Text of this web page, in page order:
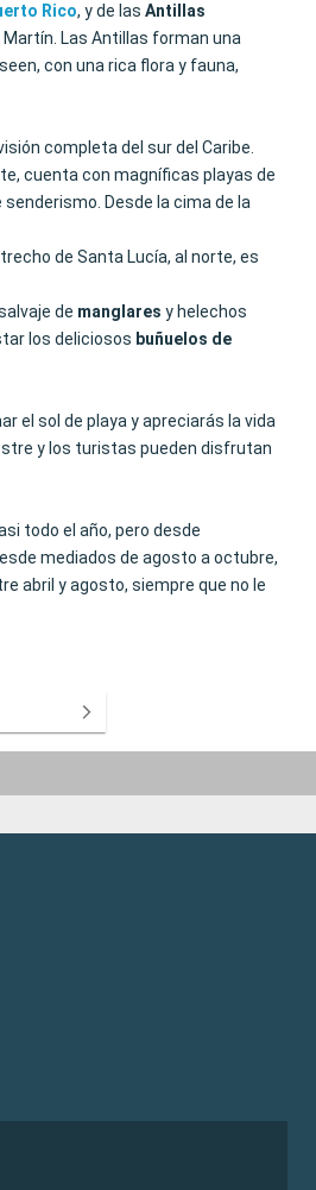
Rico, y de las Antillas
Las Antillas forman una
con una rica flora y fauna,
completa del sur del Caribe.
cuenta con magníficas playas de
Desde la cima de la
de Santa Lucía, al norte, es
de manglares y helechos
los deliciosos buñuelos de
el sol de playa y apreciarás la vida
y los turistas pueden disfrutan
todo el año, pero desde
mediados de agosto a octubre,
abril y agosto, siempre que no le